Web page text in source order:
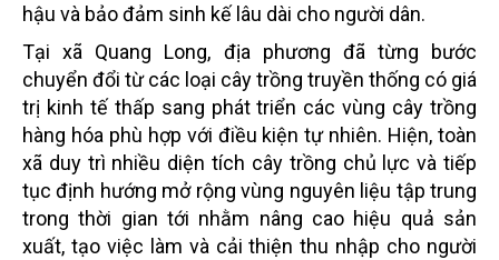
hậu và bảo đảm sinh kế lâu dài cho người dân.
Tại xã Quang Long, địa phương đã từng bước
chuyển đổi từ các loại cây trồng truyền thống có giá
trị kinh tế thấp sang phát triển các vùng cây trồng
hàng hóa phù hợp với điều kiện tự nhiên. Hiện, toàn
xã duy trì nhiều diện tích cây trồng chủ lực và tiếp
tục định hướng mở rộng vùng nguyên liệu tập trung
trong thời gian tới nhằm nâng cao hiệu quả sản
xuất, tạo việc làm và cải thiện thu nhập cho người